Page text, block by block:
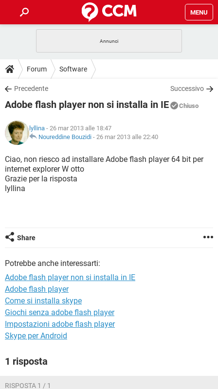
MENU
INTRATTENIMENTO
iOS
INSTAGRAM WHATSAPP
TIKTOK
HARDWARE
GUIDE
COVID-19
INSTAGRAM
TIKTOK
HARDWARE
DOWNLOAD
COVID-19 GAMING
INTRATTENIMENTO
iOS WINDOWS 10
INSTAGRAM WHATSAPP
TIKTOK
HARDWARE
COVID-19
INTRATTENIMENTO
iOS WINDOWS 10
INSTAGRAM
GLOSSARIO
COVID-19 GAMING
INTRATTENIMENTO
iOS
HARDWARE
Forum Software
Precedente Successivo
Adobe flash player non si installa in IE Chiuso
lyllina - 26 mar 2013 alle 18:47
Noureddine Bouzidi - 26 mar 2013 alle 22:40
Ciao, non riesco ad installare Adobe flash player 64 bit per
internet explorer W otto
Grazie per la risposta
lyllina
Share
Potrebbe anche interessarti:
Adobe flash player non si installa in IE
Adobe flash player
Come si installa skype
Giochi senza adobe flash player
Impostazioni adobe flash player
Skype per Android
1 risposta
RISPOSTA 1 / 1